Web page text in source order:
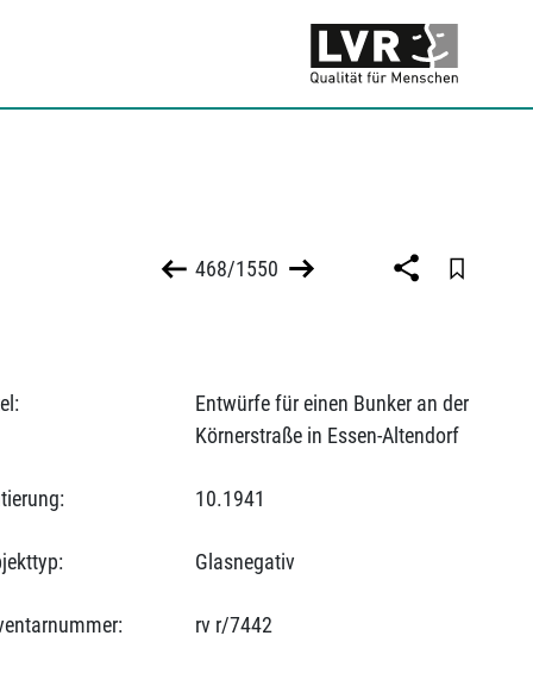
468/1550
Entwürfe für einen Bunker an der
Körnerstraße in Essen-Altendorf
10.1941
Glasnegativ
rv r/7442